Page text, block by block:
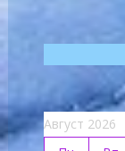
Август 2026